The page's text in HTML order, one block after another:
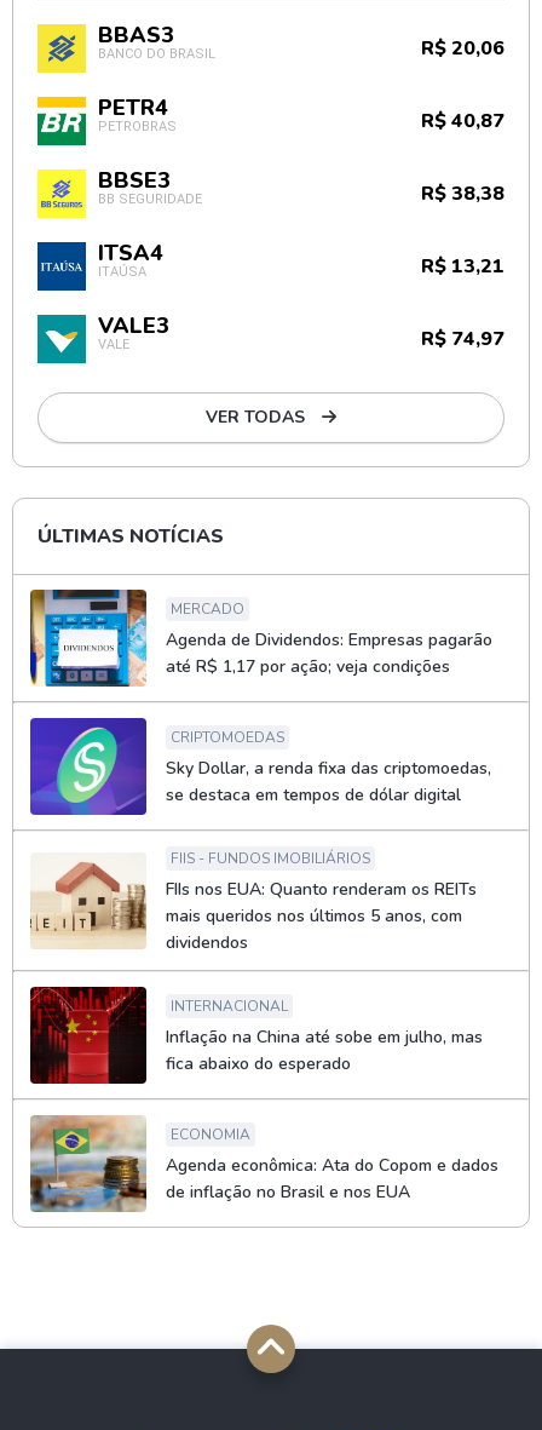
BBAS3
BANCO DO BRASIL R$ 20,06
PETR4
PETROBRAS R$ 40,87
BBSE3
BB SEGURIDADE R$ 38,38
ITSA4
ITAÚSA R$ 13,21
VALE3
VALE R$ 74,97
VER TODAS
ÚLTIMAS NOTÍCIAS
MERCADO
Agenda de Dividendos: Empresas pagarão
até R$ 1,17 por ação; veja condições
CRIPTOMOEDAS
Sky Dollar, a renda fixa das criptomoedas,
se destaca em tempos de dólar digital
FIIS - FUNDOS IMOBILIÁRIOS
FIIs nos EUA: Quanto renderam os REITs
mais queridos nos últimos 5 anos, com
dividendos
INTERNACIONAL
Inflação na China até sobe em julho, mas
fica abaixo do esperado
ECONOMIA
Agenda econômica: Ata do Copom e dados
de inflação no Brasil e nos EUA